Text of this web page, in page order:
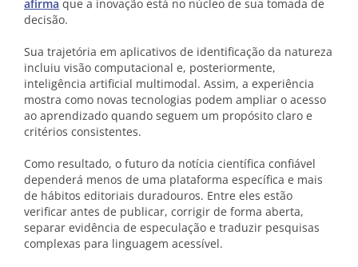
afirma que a inovação está no núcleo de sua tomada de
decisão.
Sua trajetória em aplicativos de identificação da natureza
incluiu visão computacional e, posteriormente,
inteligência artificial multimodal. Assim, a experiência
mostra como novas tecnologias podem ampliar o acesso
ao aprendizado quando seguem um propósito claro e
critérios consistentes.
Como resultado, o futuro da notícia científica confiável
dependerá menos de uma plataforma específica e mais
de hábitos editoriais duradouros. Entre eles estão
verificar antes de publicar, corrigir de forma aberta,
separar evidência de especulação e traduzir pesquisas
complexas para linguagem acessível.